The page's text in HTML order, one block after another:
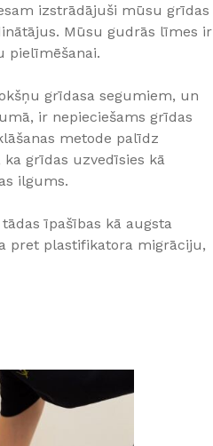
izstrādājuši mūsu grīdas
Mūsu gudrās līmes ir
pielīmēšanai.
grīdasa segumiem, un
ir nepieciešams grīdas
metode palīdz
grīdas uzvedīsies kā
ilgums.
īpašības kā augsta
pret plastifikatora migrāciju,